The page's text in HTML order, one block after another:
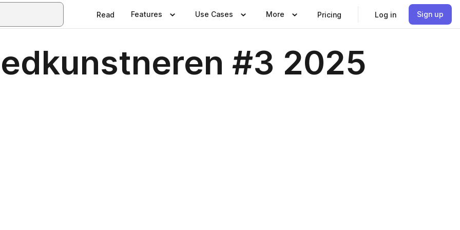
Read Features Use Cases More Pricing Log in Sign up
#3 2025